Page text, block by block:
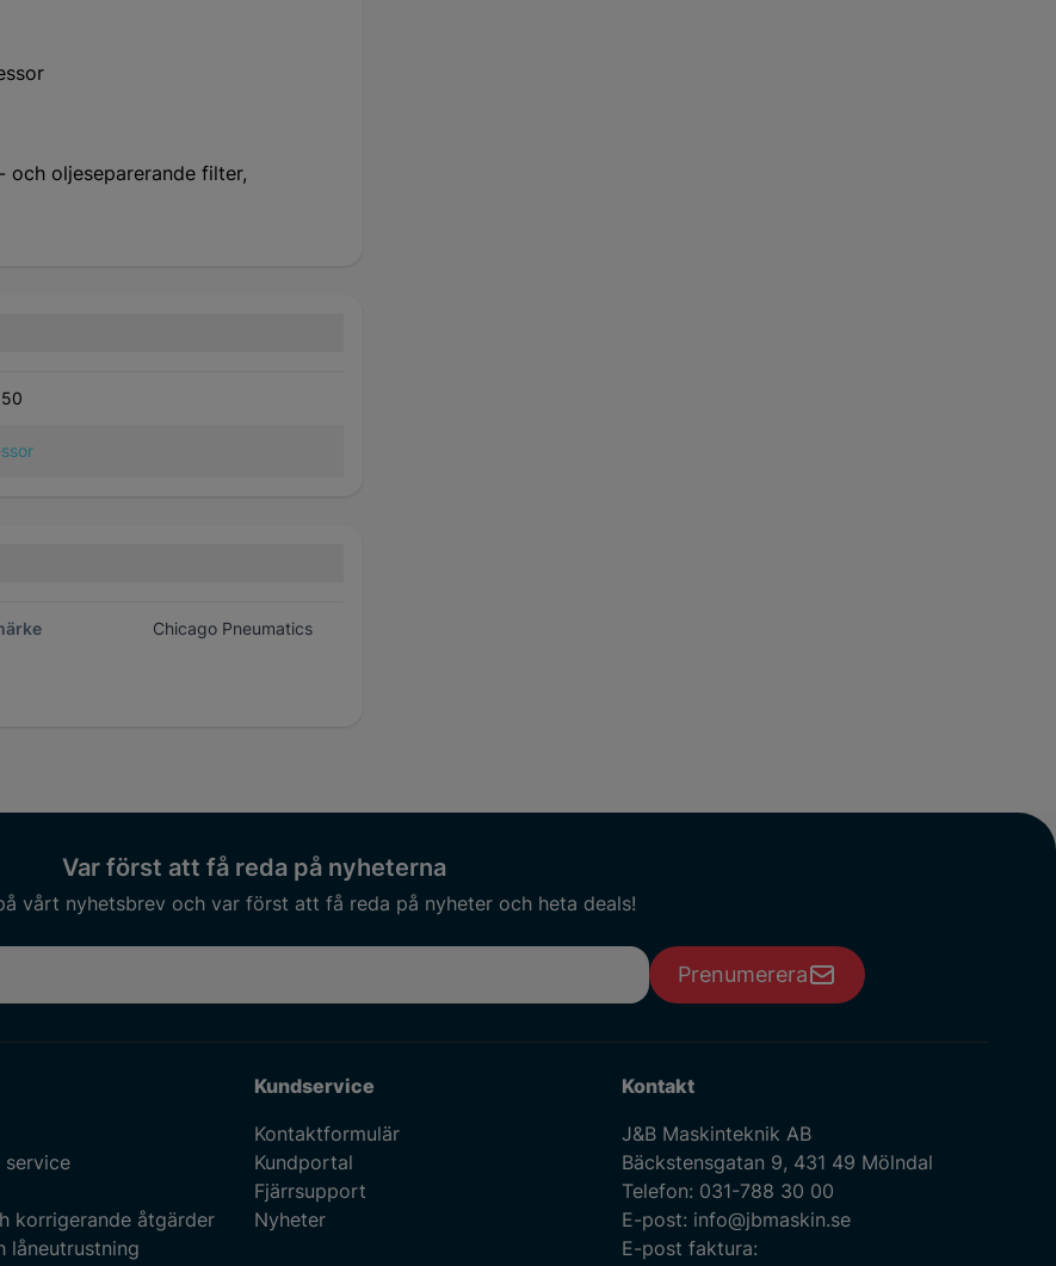
och oljeseparerande filter,
Chicago Pneumatics
Var först att få reda på nyheterna
vårt nyhetsbrev och var först att få reda på nyheter och heta deals!
Prenumerera
service
korrigerande åtgärder
låneutrustning
Kundservice
Kontaktformulär
Kundportal
Fjärrsupport
Nyheter
Kontakt
J&B Maskinteknik AB
Bäckstensgatan 9, 431 49 Mölndal
Telefon: 031-788 30 00
E-post: info@jbmaskin.se
E-post faktura: